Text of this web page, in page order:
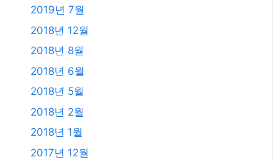
2019년 7월
2018년 12월
2018년 8월
2018년 6월
2018년 5월
2018년 2월
2018년 1월
2017년 12월